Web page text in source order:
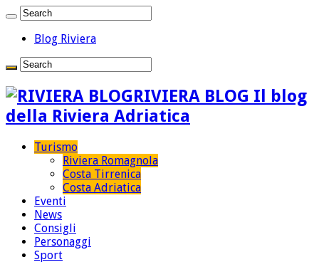
Blog Riviera
RIVIERA BLOG Il blog
della Riviera Adriatica
Turismo
Riviera Romagnola
Costa Tirrenica
Costa Adriatica
Eventi
News
Consigli
Personaggi
Sport